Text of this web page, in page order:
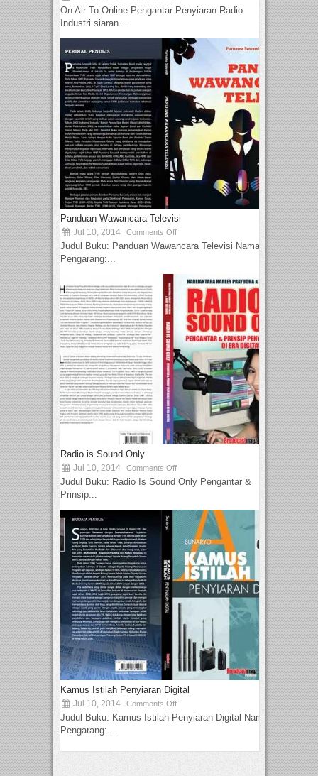
On Air To Online Pengantar Penyiaran Radio
Industri siaran...
Panduan Wawancara Televisi
Jul 10, 2014 Comments Off
Judul Buku: Panduan Wawancara Televisi Nama
Pengarang:...
Radio is Sound Only
Jul 10, 2014 Comments Off
Judul Buku: Radio Is Sound Only Pengantar &
Prinsip...
Kamus Istilah Penyiaran Digital
Jul 10, 2014 Comments Off
Judul Buku: Kamus Istilah Penyiaran Digital Nama
Pengarang:...